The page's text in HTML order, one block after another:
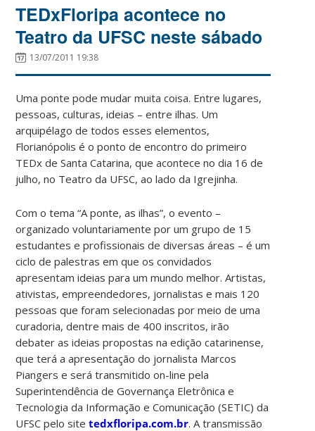
TEDxFloripa acontece no
Teatro da UFSC neste sábado
13/07/2011 19:38
Uma ponte pode mudar muita coisa. Entre lugares,
pessoas, culturas, ideias – entre ilhas. Um
arquipélago de todos esses elementos,
Florianópolis é o ponto de encontro do primeiro
TEDx de Santa Catarina, que acontece no dia 16 de
julho, no Teatro da UFSC, ao lado da Igrejinha.
Com o tema “A ponte, as ilhas”, o evento –
organizado voluntariamente por um grupo de 15
estudantes e profissionais de diversas áreas – é um
ciclo de palestras em que os convidados
apresentam ideias para um mundo melhor. Artistas,
ativistas, empreendedores, jornalistas e mais 120
pessoas que foram selecionadas por meio de uma
curadoria, dentre mais de 400 inscritos, irão
debater as ideias propostas na edição catarinense,
que terá a apresentação do jornalista Marcos
Piangers e será transmitido on-line pela
Superintendência de Governança Eletrônica e
Tecnologia da Informação e Comunicação (SETIC) da
UFSC pelo sitetedxfloripa.com.br. A transmissão